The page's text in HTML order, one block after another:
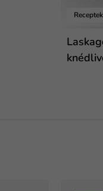
Receptek